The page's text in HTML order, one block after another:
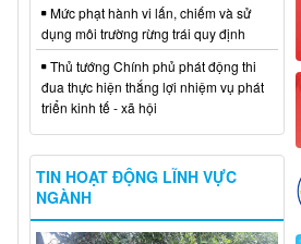
Mức phạt hành vi lấn, chiếm và sử
dụng môi trường rừng trái quy định
Thủ tướng Chính phủ phát động thi
đua thực hiện thắng lợi nhiệm vụ phát
triển kinh tế - xã hội
TIN HOẠT ĐỘNG LĨNH VỰC
NGÀNH